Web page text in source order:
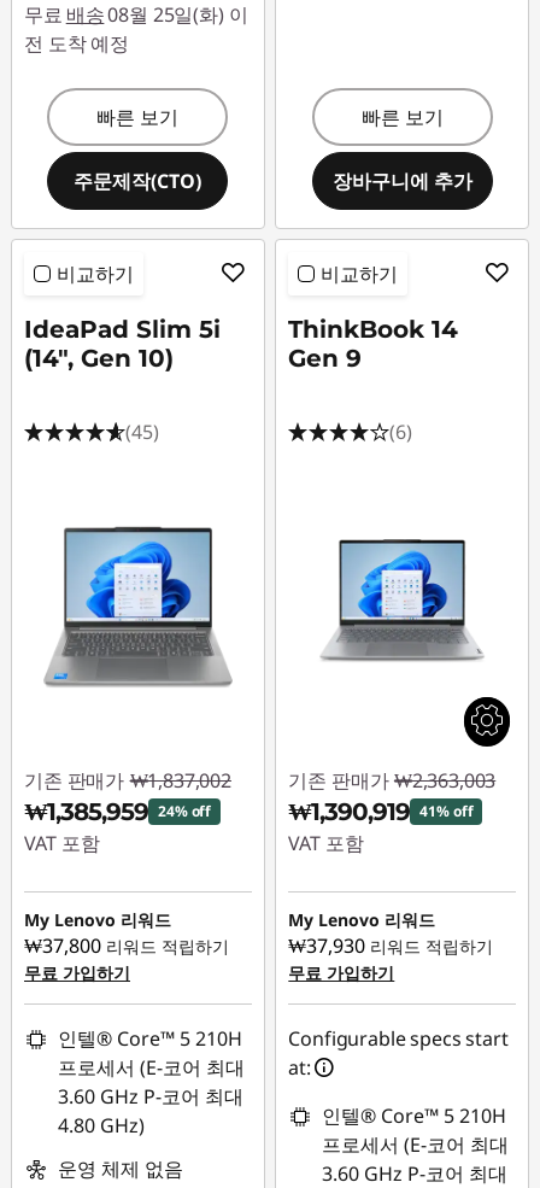
무료 배송08월 25일(화) 이
전 도착 예정
빠른 보기
주문제작(CTO)
빠른 보기
장바구니에 추가
비교하기
IdeaPad Slim 5i
(14", Gen 10)
(45)
기존 판매가 ₩1,837,002
₩1,385,959 24% off
VAT 포함
즉시 할인: :-
₩451,043
My Lenovo 리워드
₩37,800 리워드 적립하기
무료 가입하기
인텔® Core™ 5 210H
프로세서 (E-코어 최대
3.60 GHz P-코어 최대
4.80 GHz)
운영 체제 없음
비교하기
ThinkBook 14
Gen 9
(6)
기존 판매가 ₩2,363,003
₩1,390,919 41% off
VAT 포함
즉시 할인: :-
₩972,084
My Lenovo 리워드
₩37,930 리워드 적립하기
무료 가입하기
Configurable specs start
at:
인텔® Core™ 5 210H
프로세서 (E-코어 최대
3.60 GHz P-코어 최대